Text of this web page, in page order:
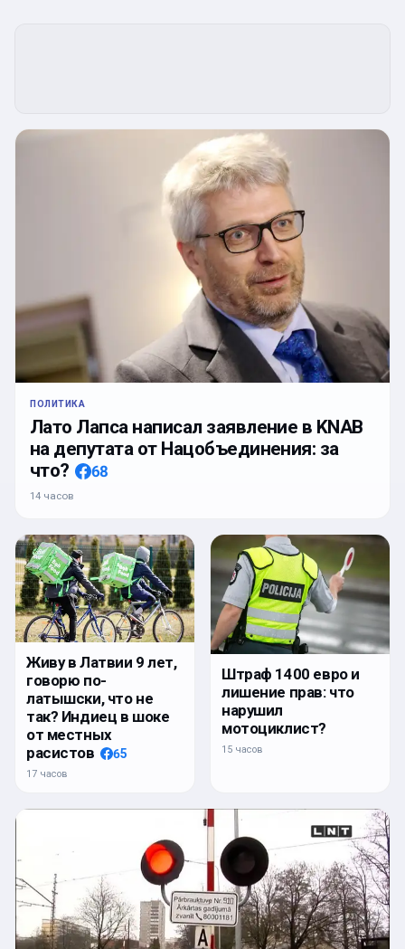
ПОЛИТИКА
Лато Лапса написал заявление в KNAB
на депутата от Нацобъединения: за
что?
68
14 часов
Живу в Латвии 9 лет,
говорю по-
латышски, что не
так? Индиец в шоке
от местных
расистов
65
17 часов
Штраф 1400 евро и
лишение прав: что
нарушил
мотоциклист?
15 часов